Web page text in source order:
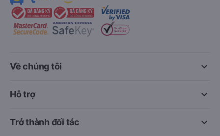
keyboard_arrow_down
Về chúng tôi
keyboard_arrow_down
Hỗ trợ
keyboard_arrow_down
Trở thành đối tác